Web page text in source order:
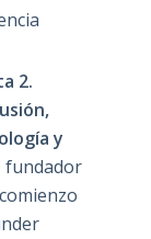
2.
y
fundador